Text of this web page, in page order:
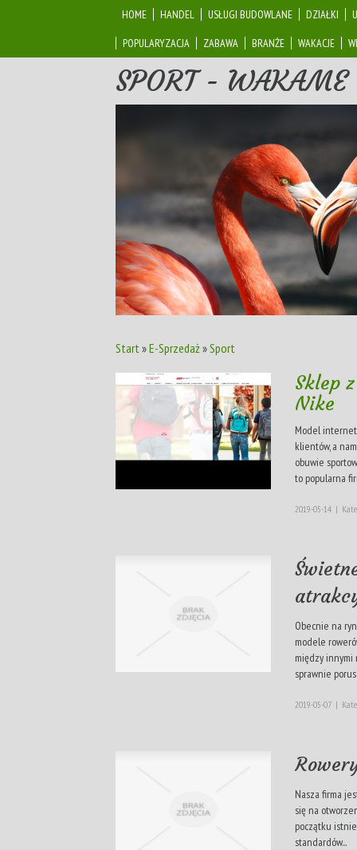
HOME HANDEL USŁUGI BUDOWLANE DZIAŁKI
POPULARYZACJA
ZABAWA BRANŻE WAKACJE
SPORT - WAKAME
Start »E-Sprzedaż»Sport
Sklep
Nike
Model
klientów, a
obuwie
to popularna
2019-05-14 |
Obecnie na
modele
między innymi
sprawnie
2019-05-07 |
Nasza firma
się na
początku
standardów...